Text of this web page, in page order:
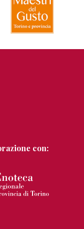
con: